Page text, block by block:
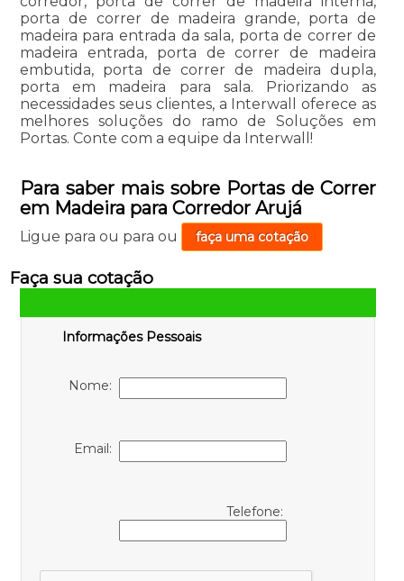
porta de correr de madeira grande, porta de
madeira para entrada da sala, porta de correr de
madeira entrada, porta de correr de madeira
embutida, porta de correr de madeira dupla,
porta em madeira para sala. Priorizando as
necessidades seus clientes, a Interwall oferece as
melhores soluções do ramo de Soluções em
Portas. Conte com a equipe da Interwall!
Para saber mais sobre Portas de Correr
em Madeira para Corredor Arujá
Ligue para ou para ou faça uma cotação
Faça sua cotação
Informações Pessoais
Nome:
Email:
Telefone: